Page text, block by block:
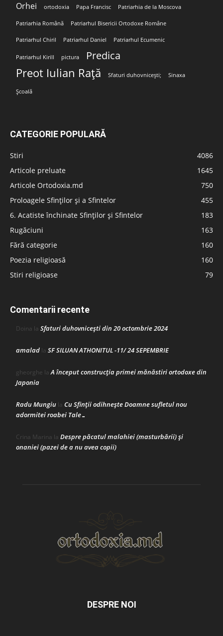
Orhei ortodoxia Papa Francisc Patriarhia de la Moscova
Patriarhia Română Patriarhul Bisericii Ortodoxe Române
Patriarhul Chiril Patriarhul Daniel Patriarhul Ecumenic
Patriarhul Kirill pictura Predica
Preot Iulian Rață Sfaturi duhovnicești; Sinaxa
Școală
CATEGORIE POPULARĂ
Stiri
4086
Articole preluate
1645
Articole Ortodoxia.md
750
Proloagele Sfinților și a Sfintelor
455
6. Acatiste închinate Sfinților și Sfintelor
183
Rugăciuni
163
Fără categorie
160
Poezia religioasă
160
Stiri religioase
79
Comentarii recente
Doina la Sfaturi duhovnicești din 20 octombrie 2024
amalad la SF SILUAN ATHONITUL -11/ 24 SEPEMBRIE
gheorghe laA început construcţia primei mănăstiri ortodoxe din
Japonia
Radu Mungiu la Cu Sfinții odihnește Doamne sufletul nou
adormitei roabei Tale…
Crina Marina la Despre păcatul malahiei (masturbării) şi
onaniei (pazei de a nu avea copii)
DESPRE NOI